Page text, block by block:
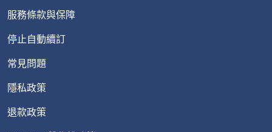
服務條款與保障
停止自動續訂
常見問題
隱私政策
退款政策